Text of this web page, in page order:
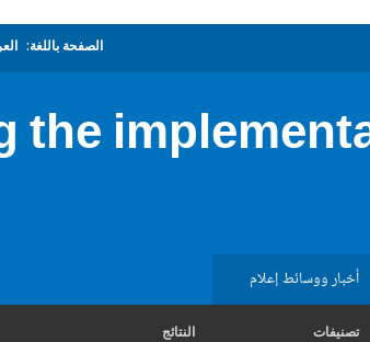
الصفحة باللغة:
the
أخبار ووسائط إعلام
تصنيفات النتائج